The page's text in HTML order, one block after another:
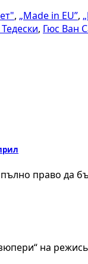
, „Made in EU”,
, Гюс Ван
право да
на